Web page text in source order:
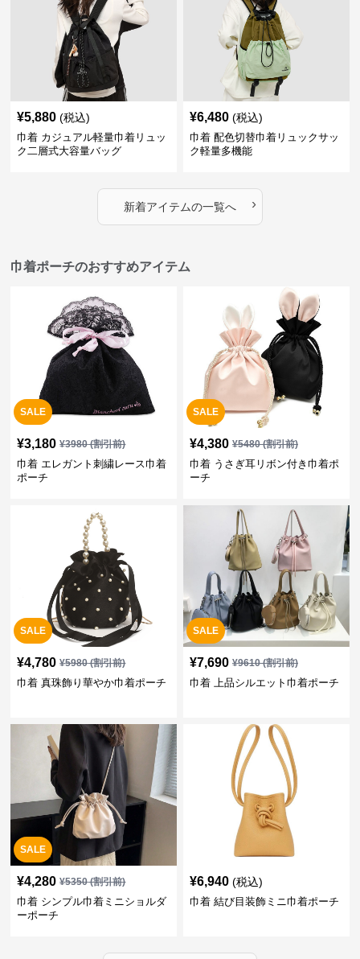
¥5,880 (税込)
巾着 カジュアル軽量巾着リュッ
ク二層式大容量バッグ
¥6,480 (税込)
巾着 配色切替巾着リュックサッ
ク軽量多機能
新着アイテムの一覧へ ›
巾着ポーチのおすすめアイテム
SALE
¥3,180 ¥3980(割引前)
巾着 エレガント刺繍レース巾着
ポーチ
SALE
¥4,380 ¥5480(割引前)
巾着 うさぎ耳リボン付き巾着ポ
ーチ
SALE
¥4,780 ¥5980(割引前)
巾着 真珠飾り華やか巾着ポーチ
SALE
¥7,690 ¥9610(割引前)
巾着 上品シルエット巾着ポーチ
SALE
¥4,280 ¥5350(割引前)
巾着 シンプル巾着ミニショルダ
ーポーチ
¥6,940 (税込)
巾着 結び目装飾ミニ巾着ポーチ